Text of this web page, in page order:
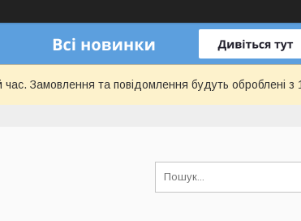
час. Замовлення та повідомлення будуть оброблені